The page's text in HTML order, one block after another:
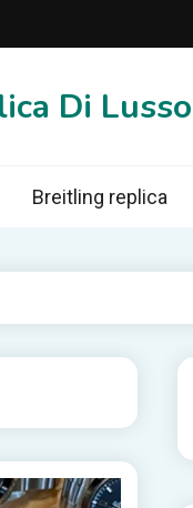
Di Lusso
Breitling replica